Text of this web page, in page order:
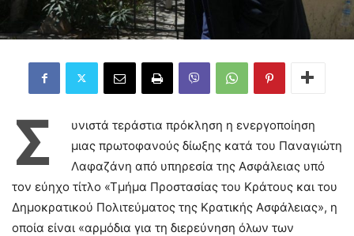
Σ
υνιστά τεράστια πρόκληση η ενεργοποίηση
μιας πρωτοφανούς δίωξης κατά του Παναγιώτη
Λαφαζάνη από υπηρεσία της Ασφάλειας υπό
τον εύηχο τίτλο «Τμήμα Προστασίας του Κράτους και του
Δημοκρατικού Πολιτεύματος της Κρατικής Ασφάλειας», η
οποία είναι «αρμόδια για τη διερεύνηση όλων των